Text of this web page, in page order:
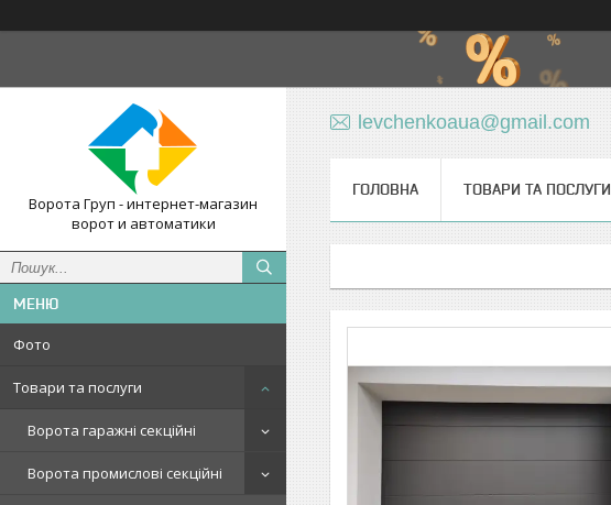
Ворота Груп - интернет-магазин
ворот и автоматики
Фото
Товари та послуги
Ворота гаражні секційні
Ворота промислові секційні
levchenkoaua@gmail.com
ГОЛОВНА ТОВАРИ ТА ПОСЛУГИ